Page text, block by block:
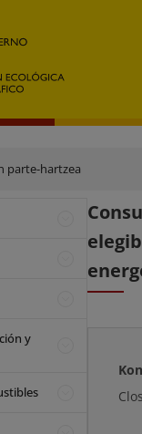
parte-hartzea
y